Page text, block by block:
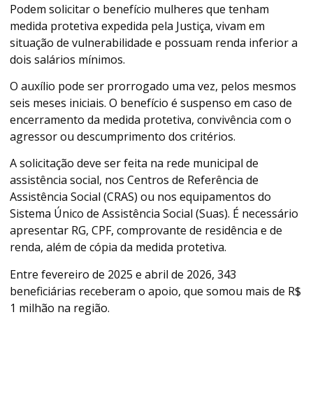
Podem solicitar o benefício mulheres que tenham
medida protetiva expedida pela Justiça, vivam em
situação de vulnerabilidade e possuam renda inferior a
dois salários mínimos.
O auxílio pode ser prorrogado uma vez, pelos mesmos
seis meses iniciais. O benefício é suspenso em caso de
encerramento da medida protetiva, convivência com o
agressor ou descumprimento dos critérios.
A solicitação deve ser feita na rede municipal de
assistência social, nos Centros de Referência de
Assistência Social (CRAS) ou nos equipamentos do
Sistema Único de Assistência Social (Suas). É necessário
apresentar RG, CPF, comprovante de residência e de
renda, além de cópia da medida protetiva.
Entre fevereiro de 2025 e abril de 2026, 343
beneficiárias receberam o apoio, que somou mais de R$
1 milhão na região.